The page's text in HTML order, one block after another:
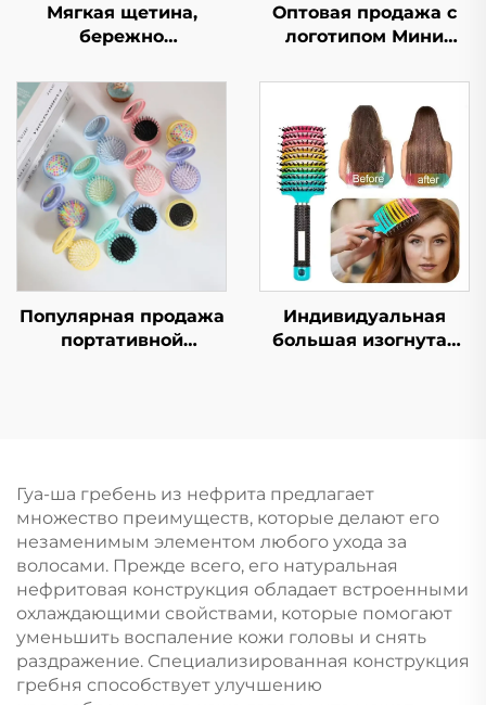
Мягкая щетина,
бережно
волосы, массажер
для головы с
воздушной подушкой
для роста волос,
товары для волос,
расческа
Оптовая продажа с
логотипом Мини
зеркальцем для
макияжа
Симпатичный дизайн
в виде мультяшного
персонажа
Пластиковая ручка
складная щетка для
волос
Популярная продажа
портативной
зеркало с
макаронными
пастельными
цветами и рисунком
для детей
Индивидуальная
большая изогнутая
ребристый логотип в
комплекте
Гуа-ша гребень из нефрита предлагает
множество преимуществ, которые делают его
незаменимым элементом любого ухода за
волосами. Прежде всего, его натуральная
нефритовая конструкция обладает встроенными
охлаждающими свойствами, которые помогают
уменьшить воспаление кожи головы и снять
раздражение. Специализированная конструкция
гребня способствует улучшению